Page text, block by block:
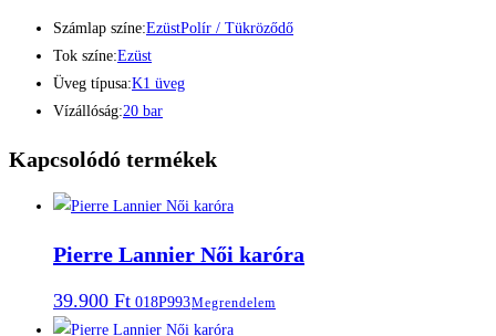
Számlap színe:EzüstPolír / Tükröződő
Tok színe:Ezüst
Üveg típusa:K1 üveg
Vízállóság:20 bar
Kapcsolódó termékek
Pierre Lannier Női karóra
39.900 Ft 018P993Megrendelem